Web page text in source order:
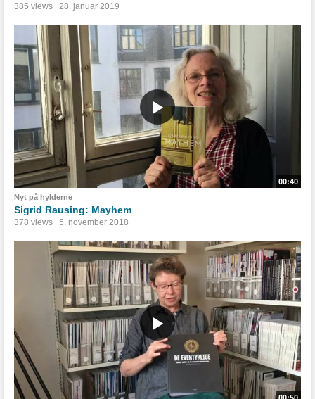
385 views 28. januar 2019
00:40
Nyt på hylderne
Sigrid Rausing: Mayhem
378 views 5. november 2018